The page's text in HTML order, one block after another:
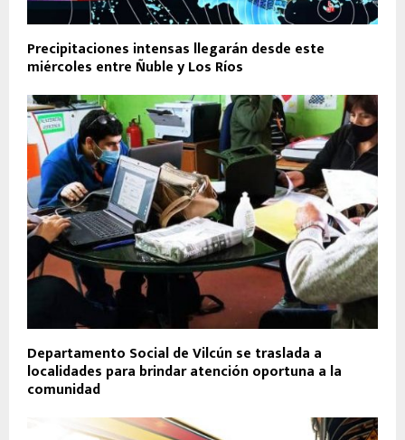
Precipitaciones intensas llegarán desde este
miércoles entre Ñuble y Los Ríos
Departamento Social de Vilcún se traslada a
localidades para brindar atención oportuna a la
comunidad